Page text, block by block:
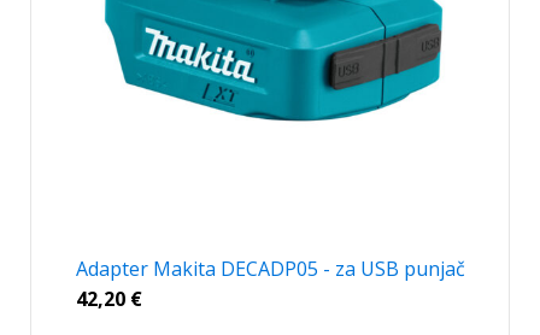
Adapter Makita DECADP05 - za USB punjač
42,20 €